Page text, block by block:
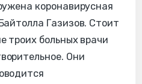
коронавирусная
Газизов. Стоит
троих больных врачи
Они